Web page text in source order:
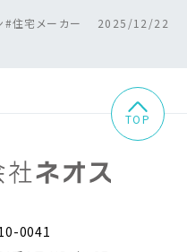
#住宅メーカー 2025/12/22
0041
TOP